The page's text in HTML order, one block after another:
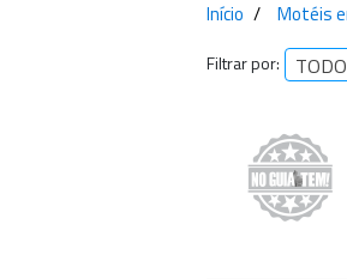
Início Motéis
Filtrar por: